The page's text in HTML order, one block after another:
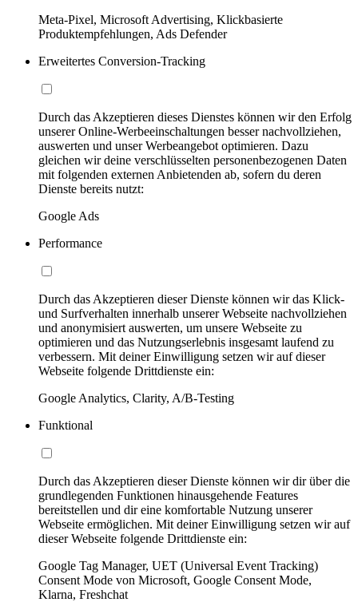
Meta-Pixel, Microsoft Advertising, Klickbasierte
Produktempfehlungen, Ads Defender
Erweitertes Conversion-Tracking
Durch das Akzeptieren dieses Dienstes können wir den Erfolg
unserer Online-Werbeeinschaltungen besser nachvollziehen,
auswerten und unser Werbeangebot optimieren. Dazu
gleichen wir deine verschlüsselten personenbezogenen Daten
mit folgenden externen Anbietenden ab, sofern du deren
Dienste bereits nutzt:
Google Ads
Performance
Durch das Akzeptieren dieser Dienste können wir das Klick-
und Surfverhalten innerhalb unserer Webseite nachvollziehen
und anonymisiert auswerten, um unsere Webseite zu
optimieren und das Nutzungserlebnis insgesamt laufend zu
verbessern. Mit deiner Einwilligung setzen wir auf dieser
Webseite folgende Drittdienste ein:
Google Analytics, Clarity, A/B-Testing
Funktional
Durch das Akzeptieren dieser Dienste können wir dir über die
grundlegenden Funktionen hinausgehende Features
bereitstellen und dir eine komfortable Nutzung unserer
Webseite ermöglichen. Mit deiner Einwilligung setzen wir auf
dieser Webseite folgende Drittdienste ein:
Google Tag Manager, UET (Universal Event Tracking)
Consent Mode von Microsoft, Google Consent Mode,
Klarna, Freshchat